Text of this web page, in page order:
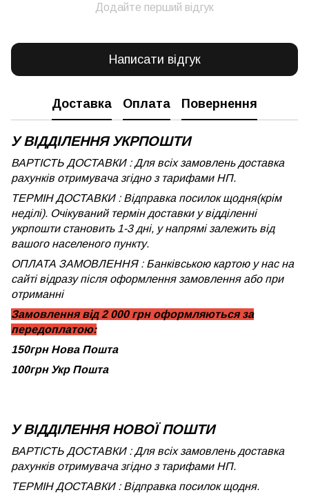
Додайте перший відгук
Написати відгук
Доставка Оплата Повернення
У ВІДДІЛЕННЯ УКРПОШТИ
ВАРТІСТЬ ДОСТАВКИ : Для всіх замовлень доставка
рахунків отримувача згідно з тарифами НП.
ТЕРМІН ДОСТАВКИ : Відправка посилок щодня(крім
неділі). Очікуваний термін доставки у відділенні
укрпошти становить 1-3 дні, у напрямі залежить від
вашого населеного пункту.
ОПЛАТА ЗАМОВЛЕННЯ : Банківською картою у нас на
сайті відразу після оформлення замовлення або при
отриманні
Замовлення від 2 000 грн оформляються за
передоплатою:
150грн Нова Пошта
100грн Укр Пошта
У ВІДДІЛЕННЯ НОВОЇ ПОШТИ
ВАРТІСТЬ ДОСТАВКИ : Для всіх замовлень доставка
рахунків отримувача згідно з тарифами НП.
ТЕРМІН ДОСТАВКИ : Відправка посилок щодня.